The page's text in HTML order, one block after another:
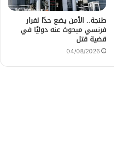
طنجة.. الأمن يضع حدًا لفرار
فرنسي مبحوث عنه دوليًا في
قضية قتل
04/08/2026